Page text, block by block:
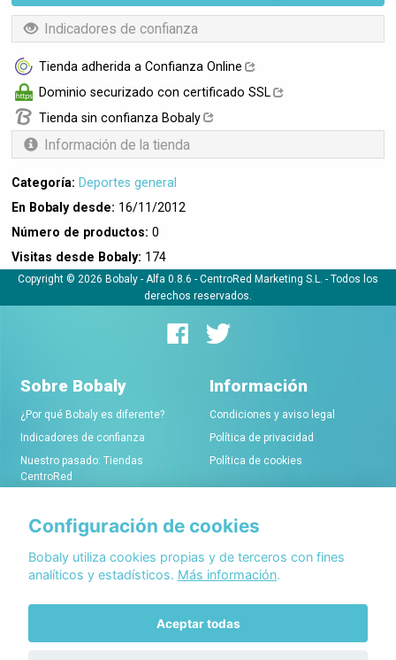
Indicadores de confianza
Tienda adherida a Confianza Online
Dominio securizado con certificado SSL
Tienda sin confianza Bobaly
Información de la tienda
Categoría: Deportes general
En Bobaly desde: 16/11/2012
Número de productos: 0
Visitas desde Bobaly: 174
Copyright © 2026 Bobaly - Alfa 0.8.6 - CentroRed Marketing S.L. - Todos los
derechos reservados.
Sobre Bobaly
¿Por qué Bobaly es diferente?
Indicadores de confianza
Nuestro pasado: Tiendas
CentroRed
Información
Condiciones y aviso legal
Política de privacidad
Política de cookies
Comerciantes
Alta de tiendas online
Condiciones de alta
Conócenos
Acerca de Bobaly Partners
Partner eCommerce
Configuración de cookies
Bobaly utiliza cookies propias y de terceros con fines
analíticos y estadísticos. Más información.
Aceptar todas